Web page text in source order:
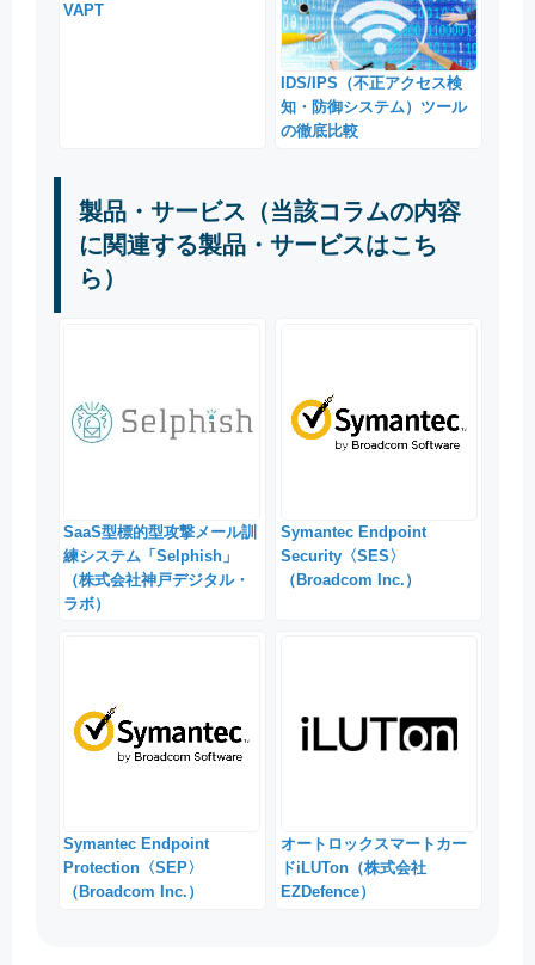
VAPT
IDS/IPS（不正アクセス検
知・防御システム）ツール
の徹底比較
製品・サービス（当該コラムの内容
に関連する製品・サービスはこち
ら）
SaaS型標的型攻撃メール訓
練システム「Selphish」
（株式会社神戸デジタル・
ラボ）
Symantec Endpoint
Security〈SES〉
（Broadcom Inc.）
Symantec Endpoint
Protection〈SEP〉
（Broadcom Inc.）
オートロックスマートカー
ドiLUTon（株式会社
EZDefence）